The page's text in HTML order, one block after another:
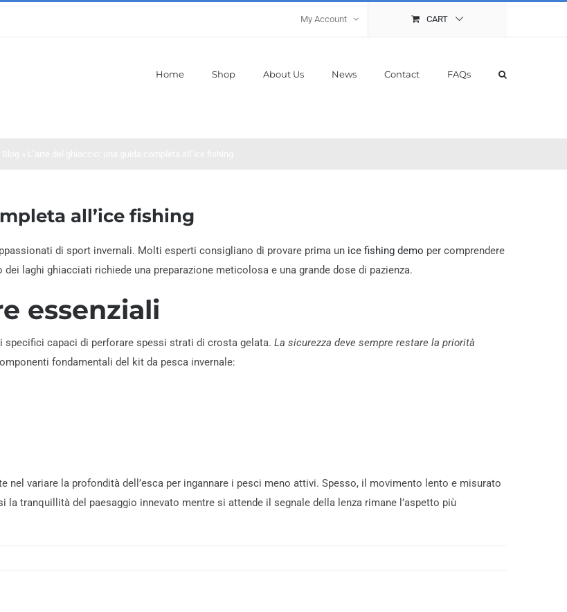
My Account CART
Home Shop About Us News Contact FAQs
all’ice fishing
di sport invernali. Molti esperti consigliano di provare prima un ice fishing demo per comprendere
laghi ghiacciati richiede una preparazione meticolosa e una grande dose di pazienza.
essenziali
capaci di perforare spessi strati di crosta gelata. La sicurezza deve sempre restare la priorità
fondamentali del kit da pesca invernale:
variare la profondità dell’esca per ingannare i pesci meno attivi. Spesso, il movimento lento e misurato
tranquillità del paesaggio innevato mentre si attende il segnale della lenza rimane l’aspetto più